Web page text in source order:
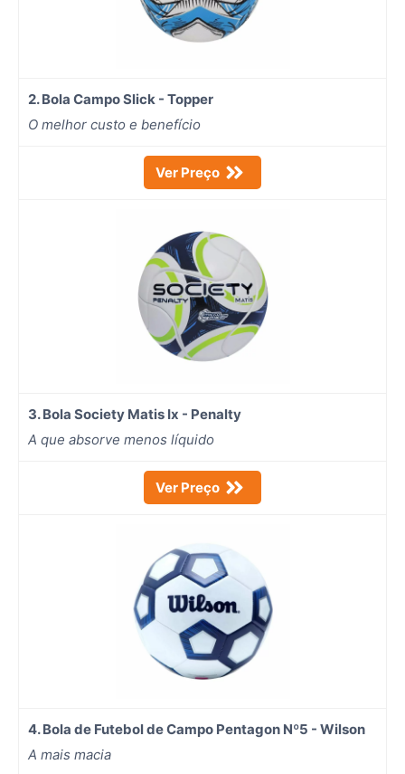
2. Bola Campo Slick - Topper
O melhor custo e benefício
Ver Preço
3. Bola Society Matis Ix - Penalty
A que absorve menos líquido
Ver Preço
4. Bola de Futebol de Campo Pentagon Nº5 - Wilson
A mais macia